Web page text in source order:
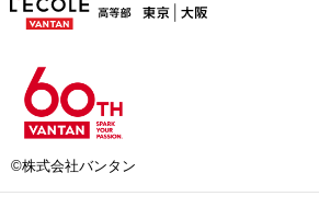
©株式会社バンタン